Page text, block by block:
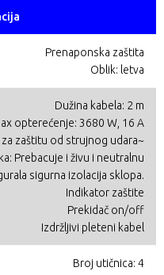
Prenaponska zaštita
Oblik: letva
Dužina kabela: 2 m
opterećenje: 3680 W, 16 A
zaštitu od strujnog udara~
Prebacuje i živu i neutralnu
sigurna izolacija sklopa.
Indikator zaštite
Prekidač on/off
Izdržljivi pleteni kabel
Broj utičnica: 4